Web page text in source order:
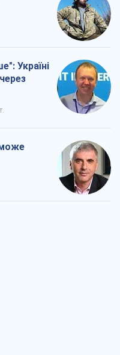
Україні
може